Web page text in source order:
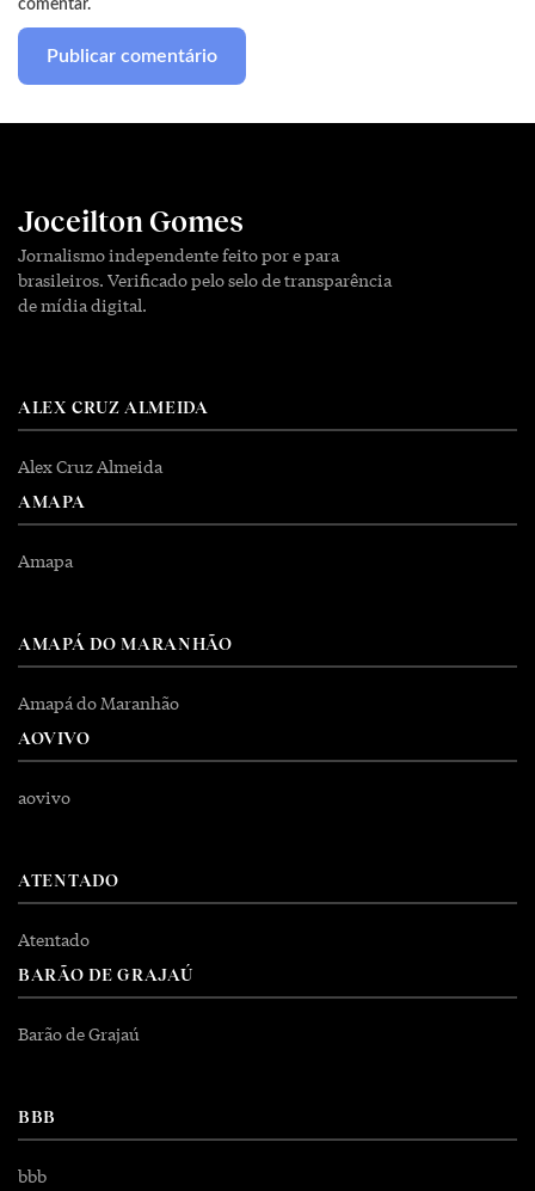
comentar.
Joceilton Gomes
Jornalismo independente feito por e para
brasileiros. Verificado pelo selo de transparência
de mídia digital.
ALEX CRUZ ALMEIDA
Alex Cruz Almeida
AMAPA
Amapa
AMAPÁ DO MARANHÃO
Amapá do Maranhão
AOVIVO
aovivo
ATENTADO
Atentado
BARÃO DE GRAJAÚ
Barão de Grajaú
BBB
bbb